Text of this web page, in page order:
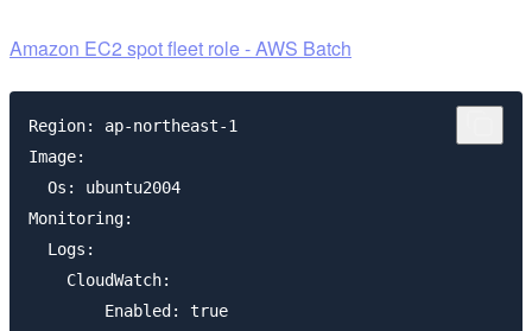
Amazon EC2 spot fleet role - AWS Batch
Region: ap-northeast-1
Image:
  Os: ubuntu2004
Monitoring:
  Logs:
    CloudWatch:
        Enabled: true